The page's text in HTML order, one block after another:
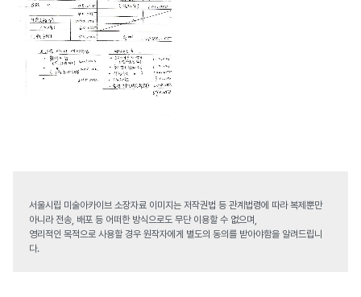
서울시립 미술아카이브 소장자료 이미지는 저작권법 등 관계법령에 따라 복제뿐만
아니라 전송, 배포 등 어떠한 방식으로도 무단 이용할 수 없으며,
영리적인 목적으로 사용할 경우 원작자에게 별도의 동의를 받아야함을 알려드립니
다.